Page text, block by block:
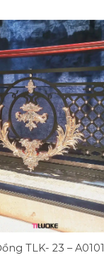
TLK- 23 – A0101